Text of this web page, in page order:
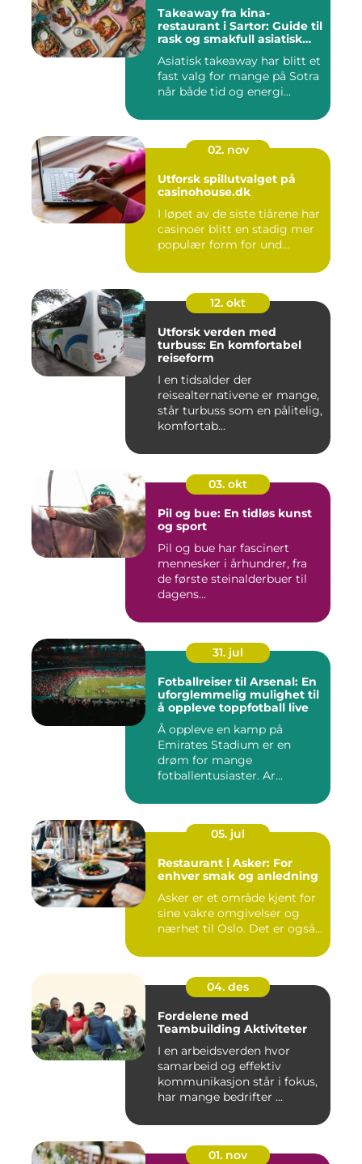
Takeaway fra kina-
restaurant i Sartor: Guide til
rask og smakfull asiatisk
Asiatisk takeaway har blitt et
fast valg for mange på Sotra
når både tid og energi...
02. nov
Utforsk spillutvalget på
casinohouse.dk
I løpet av de siste tiårene har
casinoer blitt en stadig mer
populær form for und...
12. okt
Utforsk verden med
turbuss: En komfortabel
reiseform
I en tidsalder der
reisealternativene er mange,
står turbuss som en pålitelig,
komfortab...
03. okt
Pil og bue: En tidløs kunst
og sport
Pil og bue har fascinert
mennesker i århundrer, fra
de første steinalderbuer til
dagens...
31. jul
Fotballreiser til Arsenal: En
uforglemmelig mulighet til
å oppleve toppfotball live
Å oppleve en kamp på
Emirates Stadium er en
drøm for mange
fotballentusiaster. Ar...
05. jul
Restaurant i Asker: For
enhver smak og anledning
Asker er et område kjent for
sine vakre omgivelser og
nærhet til Oslo. Det er også...
04. des
Fordelene med
Teambuilding Aktiviteter
I en arbeidsverden hvor
samarbeid og effektiv
kommunikasjon står i fokus,
har mange bedrifter ...
01. nov